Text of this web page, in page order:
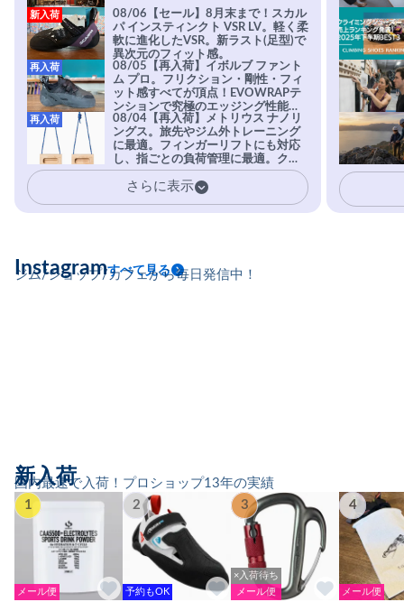
08/06【セール】8月末まで！スカル
パ インスティンクト VSR LV。軽く柔
軟に進化したVSR。新ラスト(足型)で
異次元のフィット感。
新入荷
08/05【再入荷】イボルブ ファント
ム プロ。フリクション・剛性・フィ
ット感すべてが頂点！EVOWRAPテ
ンションで究極のエッジング性能を
実現。進化系ラバーEvo-74はTRAX
を凌駕する粘着力で極小ホールドに
安心感。
再入荷
08/04【再入荷】メトリウス ナノリ
ングス。旅先やジム外トレーニング
に最適。フィンガーリフトにも対応
し、指ごとの負荷管理に最適。クラ
イマーの指を本気で鍛えるギア。
再入荷
さらに表示
ジム/ショップ/カフェから毎日発信中！
Instagramすべて見る
国内最速で入荷！プロショップ13年の実績
新入荷
1
メール便
2
予約もOK
3
×入荷待ち
メール便
4
メール便